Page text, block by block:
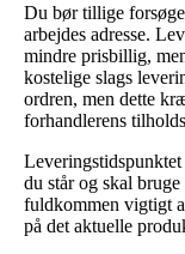
Du bør tillige
arbejdes adresse.
mindre prisbillig,
kostelige slags
ordren, men dette
forhandlerens
du står og skal
fuldkommen vigtigt
på det aktuelle